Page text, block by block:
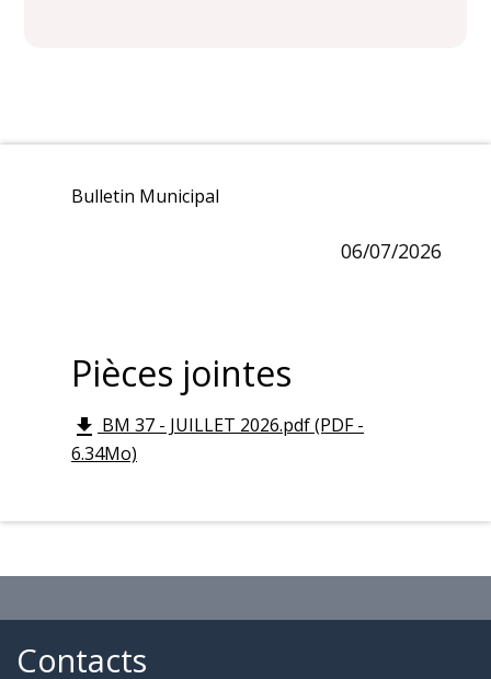
Bulletin Municipal
06/07/2026
Pièces jointes
file_download BM 37 - JUILLET 2026.pdf (PDF -
6.34Mo)
Contacts